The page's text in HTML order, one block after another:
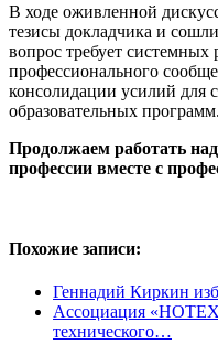
В ходе оживленной
тезисы докладчика и
вопрос требует
профессионального
консолидации усилий для
образовательных программ.
Продолжаем работать
профессии вместе с
Похожие записи:
Геннадий Киркин
Ассоциация
технического…